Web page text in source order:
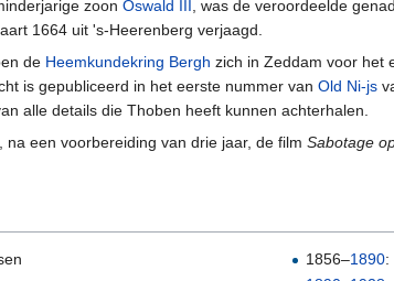
zoon Oswald III , was de veroordeelde
1664 uit 's-Heerenberg verjaagd.
de Heemkundekring Bergh zich in Zeddam voor het
is gepubliceerd in het eerste nummer van Old Ni-js
alle details die Thoben heeft kunnen achterhalen.
, na een voorbereiding van drie jaar, de film Sabotage
1856–1890: